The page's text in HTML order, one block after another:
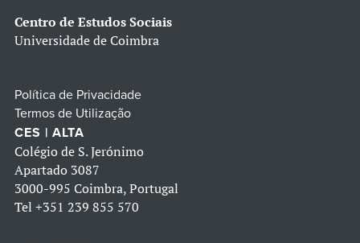
Centro de Estudos Sociais
Universidade de Coimbra
Política de Privacidade
Termos de Utilização
CES | ALTA
Colégio de S. Jerónimo
Apartado 3087
3000-995 Coimbra, Portugal
Tel +351 239 855 570